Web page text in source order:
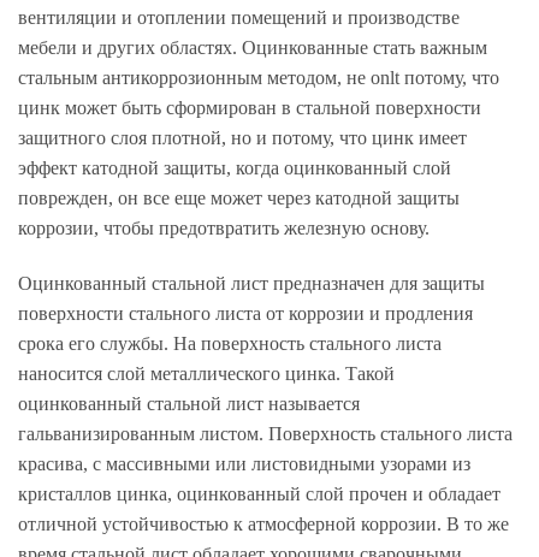
вентиляции и отоплении помещений и производстве
мебели и других областях. Оцинкованные стать важным
стальным антикоррозионным методом, не onlt потому, что
цинк может быть сформирован в стальной поверхности
защитного слоя плотной, но и потому, что цинк имеет
эффект катодной защиты, когда оцинкованный слой
поврежден, он все еще может через катодной защиты
коррозии, чтобы предотвратить железную основу.
Оцинкованный стальной лист предназначен для защиты
поверхности стального листа от коррозии и продления
срока его службы. На поверхность стального листа
наносится слой металлического цинка. Такой
оцинкованный стальной лист называется
гальванизированным листом. Поверхность стального листа
красива, с массивными или листовидными узорами из
кристаллов цинка, оцинкованный слой прочен и обладает
отличной устойчивостью к атмосферной коррозии. В то же